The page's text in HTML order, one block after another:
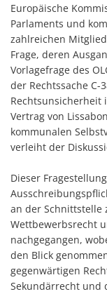
Europäische
Parlaments und
zahlreichen
Frage, deren
Vorlagefrage des
der Rechtssache
Rechtsunsicherheit
Vertrag von
kommunalen
verleiht der
Dieser
an der Schnittstelle
Wettbewerbsrecht
nachgegangen,
den Blick
gegenwärtigen
Sekundärrecht und